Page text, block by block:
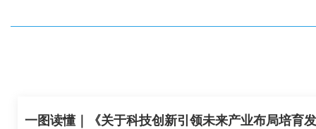
一图读懂｜《关于科技创新引领未来产业布局培育